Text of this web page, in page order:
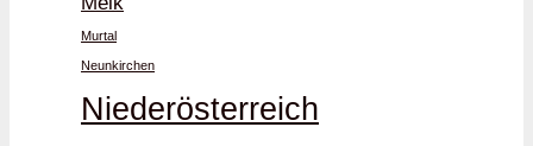
Murtal
Neunkirchen
Niederösterreich